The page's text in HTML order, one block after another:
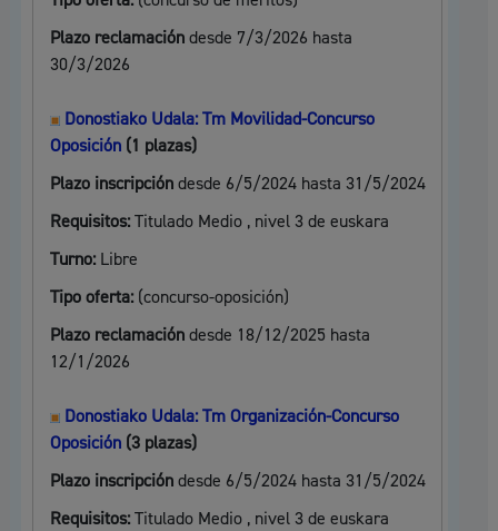
Plazo reclamacióndesde 7/3/2026 hasta
30/3/2026
Donostiako Udala: Tm Movilidad-Concurso
Oposición(1 plazas)
Plazo inscripción desde 6/5/2024 hasta 31/5/2024
Requisitos: Titulado Medio , nivel 3 de euskara
Turno: Libre
Tipo oferta: (concurso-oposición)
Plazo reclamacióndesde 18/12/2025 hasta
12/1/2026
Donostiako Udala: Tm Organización-Concurso
Oposición(3 plazas)
Plazo inscripción desde 6/5/2024 hasta 31/5/2024
Requisitos: Titulado Medio , nivel 3 de euskara